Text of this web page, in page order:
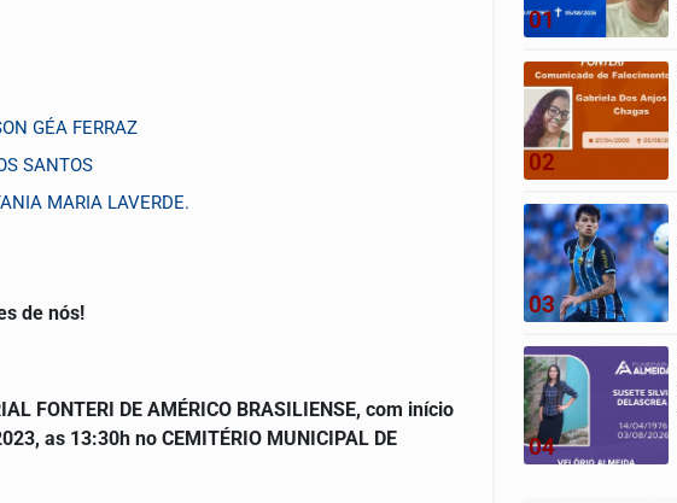
GÉA FERRAZ
SANTOS
MARIA LAVERDE.
de nós!
FONTERI DE AMÉRICO BRASILIENSE, com início
as 13:30h no CEMITÉRIO MUNICIPAL DE
01
02
03
04